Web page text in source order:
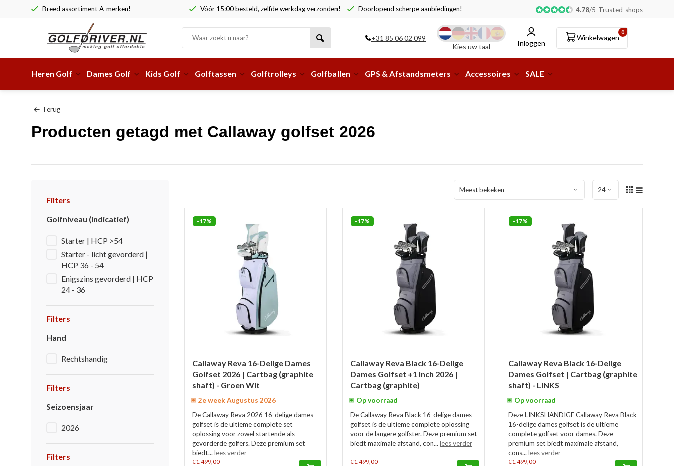
Breed assortiment A-merken! Vóór 15:00 besteld, zelfde werkdag verzonden! Doorlopend scherpe aanbiedingen! Afhalen of aflevering bij pakketshop mogelijk!
4.78/5 Trusted-shops
+31 85 06 02 099
Kies uw taal
Inloggen
0
Winkelwagen
Heren Golf Dames Golf Kids Golf Golftassen Golftrolleys Golfballen GPS & Afstandsmeters Accessoires SALE
Terug
Producten getagd met Callaway golfset 2026
Filters
Golfniveau (indicatief)
Starter | HCP >54
Starter - licht gevorderd |
HCP 36 - 54
Enigszins gevorderd | HCP
24 - 36
Filters
Hand
Rechtshandig
Filters
Seizoensjaar
2026
Filters
-17%
Callaway Reva 16-Delige Dames
Golfset 2026 | Cartbag (graphite
shaft) - Groen Wit
2e week Augustus 2026
De Callaway Reva 2026 16-delige dames
golfset is de ultieme complete set
oplossing voor zowel startende als
gevorderde golfers. Deze premium set
biedt... lees verder
€1.499,00
-17%
Callaway Reva Black 16-Delige
Dames Golfset +1 Inch 2026 |
Cartbag (graphite)
Op voorraad
De Callaway Reva Black 16-delige dames
golfset is de ultieme complete oplossing
voor de langere golfster. Deze premium set
biedt maximale afstand, con... lees verder
€1.499,00
-17%
Callaway Reva Black 16-Delige
Dames Golfset | Cartbag (graphite
shaft) - LINKS
Op voorraad
Deze LINKSHANDIGE Callaway Reva Black
16-delige dames golfset is de ultieme
complete golfset voor dames. Deze
premium set biedt maximale afstand,
cons... lees verder
€1.499,00